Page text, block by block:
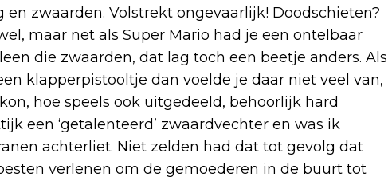
zwaarden. Volstrekt ongevaarlijk! Doodschieten?
maar net als Super Mario had je een ontelbaar
die zwaarden, dat lag toch een beetje anders. Als
klapperpistooltje dan voelde je daar niet veel van,
hoe speels ook uitgedeeld, behoorlijk hard
een ‘getalenteerd’ zwaardvechter en was ik
achterliet. Niet zelden had dat tot gevolg dat
verlenen om de gemoederen in de buurt tot